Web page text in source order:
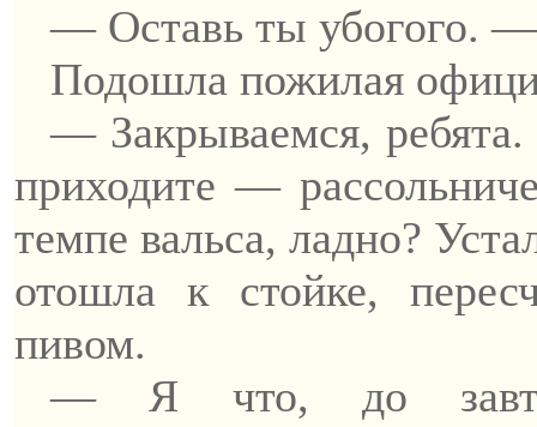
— Оставь ты убогого.
Подошла пожилая
— Закрываемся,
приходите —
темпе вальса, ладно?
отошла к стойке,
пивом.
— Я что, до